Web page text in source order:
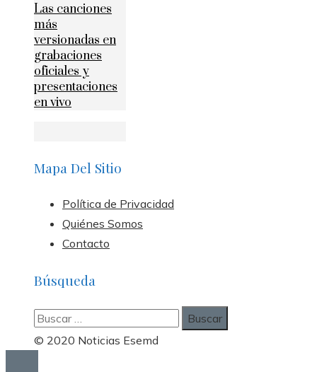
Las canciones
más
versionadas en
grabaciones
oficiales y
presentaciones
en vivo
Mapa Del Sitio
Política de Privacidad
Quiénes Somos
Contacto
Búsqueda
Buscar:
© 2020 Noticias Esemd